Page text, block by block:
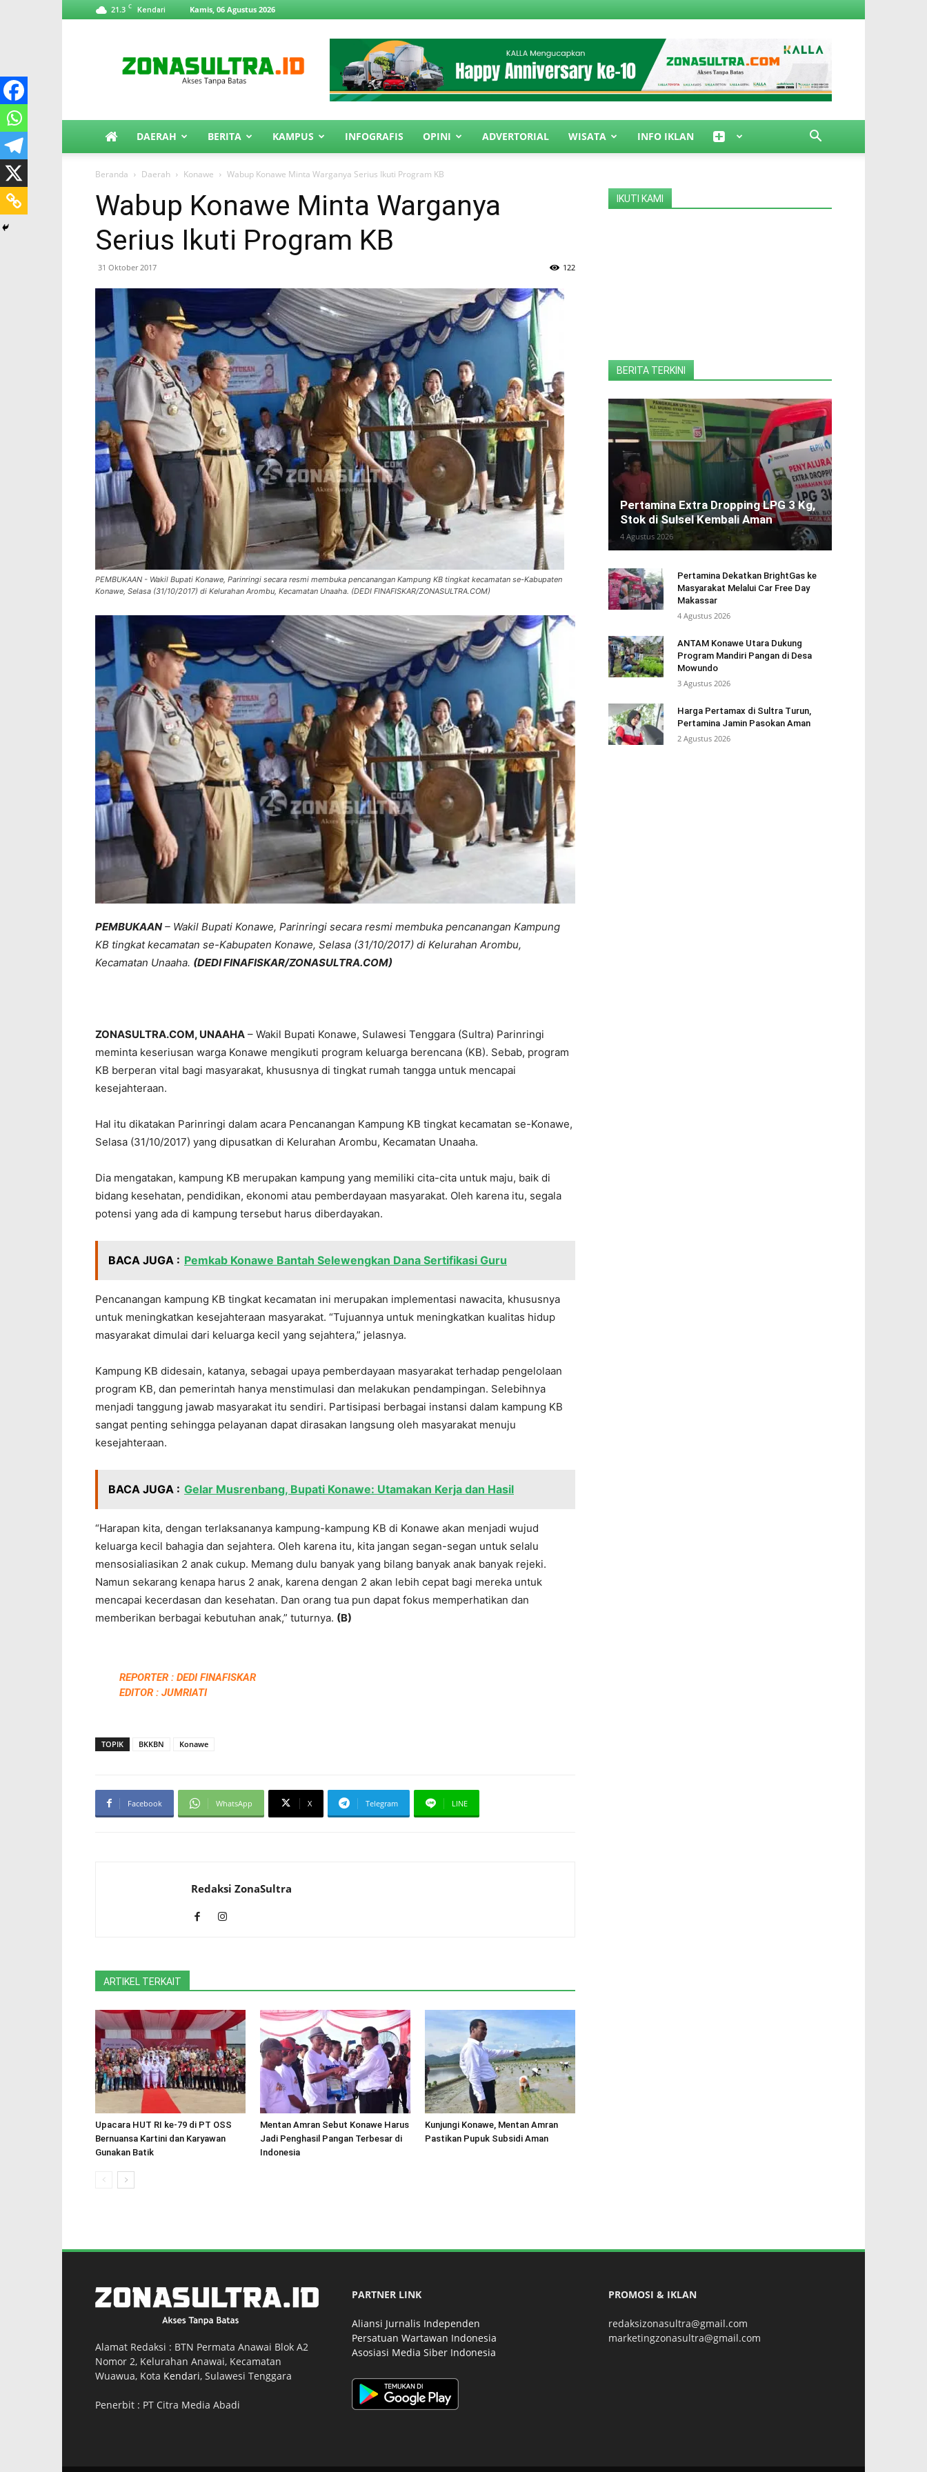
21.3 C Kendari Kamis, 06 Agustus 2026
DAERAH BERITA KAMPUS INFOGRAFIS OPINI ADVERTORIAL WISATA INFO IKLAN
Beranda Daerah Konawe Wabup Konawe Minta Warganya Serius Ikuti Program KB
Wabup Konawe Minta Warganya
Serius Ikuti Program KB
31 Oktober 2017 122
PEMBUKAAN - Wakil Bupati Konawe, Parinringi secara resmi membuka pencanangan Kampung KB tingkat kecamatan se-Kabupaten
Konawe, Selasa (31/10/2017) di Kelurahan Arombu, Kecamatan Unaaha. (DEDI FINAFISKAR/ZONASULTRA.COM)
PEMBUKAAN – Wakil Bupati Konawe, Parinringi secara resmi membuka pencanangan Kampung
KB tingkat kecamatan se-Kabupaten Konawe, Selasa (31/10/2017) di Kelurahan Arombu,
Kecamatan Unaaha. (DEDI FINAFISKAR/ZONASULTRA.COM)
ZONASULTRA.COM, UNAAHA – Wakil Bupati Konawe, Sulawesi Tenggara (Sultra) Parinringi
meminta keseriusan warga Konawe mengikuti program keluarga berencana (KB). Sebab, program
KB berperan vital bagi masyarakat, khususnya di tingkat rumah tangga untuk mencapai
‎kesejahteraan.
Hal itu dikatakan Parinringi dalam acara Pencanangan Kampung KB tingkat kecamatan se-Konawe,
Selasa (31/10/2017) yang dipusatkan di Kelurahan Arombu, Kecamatan Unaaha.
Dia mengatakan, kampung KB merupakan kampung yang memiliki cita-cita untuk maju, baik di
bidang kesehatan, pendidikan, ekonomi atau pemberdayaan masyarakat. Oleh karena itu, segala
potensi yang ada di kampung tersebut harus diberdayakan.
BACA JUGA : Pemkab Konawe Bantah Selewengkan Dana Sertifikasi Guru
Pencanangan kampung KB tingkat kecamatan ini merupakan implementasi nawacita, khususnya
untuk meningkatkan kesejahteraan masyarakat. “Tujuannya untuk meningkatkan kualitas hidup
masyarakat dimulai dari keluarga kecil yang sejahtera,” jelasnya.
Kampung KB didesain, katanya, sebagai upaya pemberdayaan masyarakat terhadap pengelolaan
program KB, dan pemerintah hanya menstimulasi dan melakukan pendampingan. Selebihnya
menjadi tanggung jawab masyarakat itu sendiri. Partisipasi berbagai instansi dalam kampung KB
sangat penting sehingga pelayanan dapat dirasakan langsung oleh masyarakat menuju
kesejahteraan.
BACA JUGA : Gelar Musrenbang, Bupati Konawe: Utamakan Kerja dan Hasil
“Harapan kita, dengan terlaksananya kampung-kampung KB di Konawe akan menjadi wujud
keluarga kecil bahagia dan sejahtera. Oleh karena itu, kita jangan segan-segan untuk selalu
mensosialiasikan 2 anak cukup. Memang dulu banyak yang bilang banyak anak banyak rejeki.
Namun sekarang kenapa harus 2 anak, karena dengan 2 akan lebih cepat bagi mereka untuk
mencapai kecerdasan dan kesehatan. Dan orang tua pun dapat fokus memperhatikan dan
memberikan berbagai kebutuhan anak,” tuturnya. (B)
REPORTER : DEDI FINAFISKAR
EDITOR : JUMRIATI
TOPIK BKKBN Konawe
Facebook WhatsApp X Telegram LINE
Redaksi ZonaSultra
ARTIKEL TERKAIT
Upacara HUT RI ke-79 di PT OSS
Bernuansa Kartini dan Karyawan
Gunakan Batik
Mentan Amran Sebut Konawe Harus
Jadi Penghasil Pangan Terbesar di
Indonesia
Kunjungi Konawe, Mentan Amran
Pastikan Pupuk Subsidi Aman
IKUTI KAMI
BERITA TERKINI
Pertamina Extra Dropping LPG 3 Kg,
Stok di Sulsel Kembali Aman
4 Agustus 2026
Pertamina Dekatkan BrightGas ke
Masyarakat Melalui Car Free Day
Makassar
4 Agustus 2026
ANTAM Konawe Utara Dukung
Program Mandiri Pangan di Desa
Mowundo
3 Agustus 2026
Harga Pertamax di Sultra Turun,
Pertamina Jamin Pasokan Aman
2 Agustus 2026
Alamat Redaksi : BTN Permata Anawai Blok A2
Nomor 2, Kelurahan Anawai, Kecamatan
Wuawua, Kota Kendari, Sulawesi Tenggara
Penerbit : PT Citra Media Abadi
PARTNER LINK
Aliansi Jurnalis Independen
Persatuan Wartawan Indonesia
Asosiasi Media Siber Indonesia
PROMOSI & IKLAN
redaksizonasultra@gmail.com
marketingzonasultra@gmail.com